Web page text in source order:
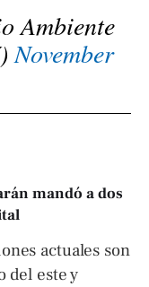
Ambiente
November
mandó a dos
actuales son
del este y